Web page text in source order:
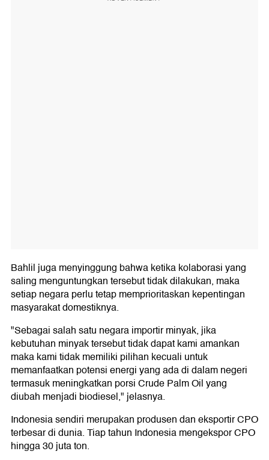
Bahlil juga menyinggung bahwa ketika kolaborasi yang
saling menguntungkan tersebut tidak dilakukan, maka
setiap negara perlu tetap memprioritaskan kepentingan
masyarakat domestiknya.
"Sebagai salah satu negara importir minyak, jika
kebutuhan minyak tersebut tidak dapat kami amankan
maka kami tidak memiliki pilihan kecuali untuk
memanfaatkan potensi energi yang ada di dalam negeri
termasuk meningkatkan porsi Crude Palm Oil yang
diubah menjadi biodiesel," jelasnya.
Indonesia sendiri merupakan produsen dan eksportir CPO
terbesar di dunia. Tiap tahun Indonesia mengekspor CPO
hingga 30 juta ton.